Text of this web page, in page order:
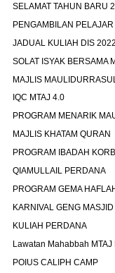
SELAMAT TAHUN BARU
PENGAMBILAN
JADUAL KULIAH DIS 2022
SOLAT ISYAK BERSAMA
MAJLIS MAULIDURRASUL
IQC MTAJ 4.0
PROGRAM MENARIK
MAJLIS KHATAM QURAN
PROGRAM IBADAH
QIAMULLAIL PERDANA
PROGRAM GEMA
KARNIVAL GENG MASJID
KULIAH PERDANA
Lawatan Mahabbah
POIUS CALIPH CAMP